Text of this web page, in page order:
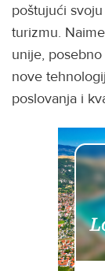
poštujući
turizmu.
unije,
nove
poslovanja i